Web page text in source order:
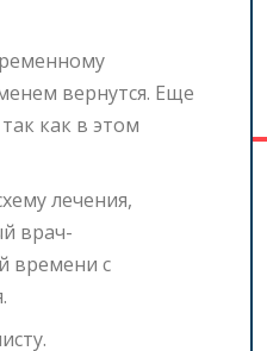
вернутся. Еще
как в этом
лечения,
врач-
времени c
наркозом за 8900
вне акции 16360